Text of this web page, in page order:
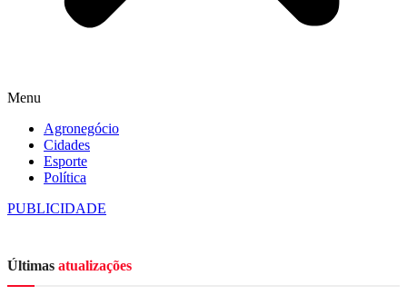
Menu
Agronegócio
Cidades
Esporte
Política
PUBLICIDADE
Últimas atualizações